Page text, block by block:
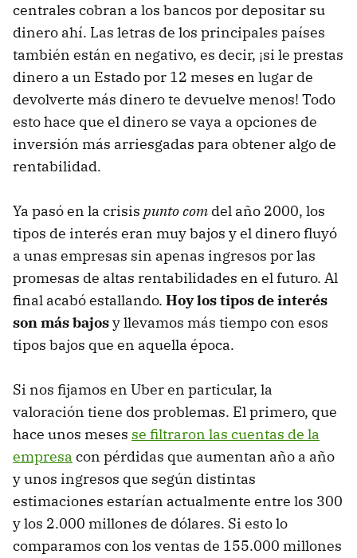
centrales cobran a los bancos por depositar su
dinero ahí. Las letras de los principales países
también están en negativo, es decir, ¡si le prestas
dinero a un Estado por 12 meses en lugar de
devolverte más dinero te devuelve menos! Todo
esto hace que el dinero se vaya a opciones de
inversión más arriesgadas para obtener algo de
rentabilidad.
Ya pasó en la crisis punto com del año 2000, los
tipos de interés eran muy bajos y el dinero fluyó
a unas empresas sin apenas ingresos por las
promesas de altas rentabilidades en el futuro. Al
final acabó estallando. Hoy los tipos de interés
son más bajosy llevamos más tiempo con esos
tipos bajos que en aquella época.
Si nos fijamos en Uber en particular, la
valoración tiene dos problemas. El primero, que
hace unos meses se filtraron las cuentas de la
empresa con pérdidas que aumentan año a año
y unos ingresos que según distintas
estimaciones estarían actualmente entre los 300
y los 2.000 millones de dólares. Si esto lo
comparamos con los ventas de 155.000 millones